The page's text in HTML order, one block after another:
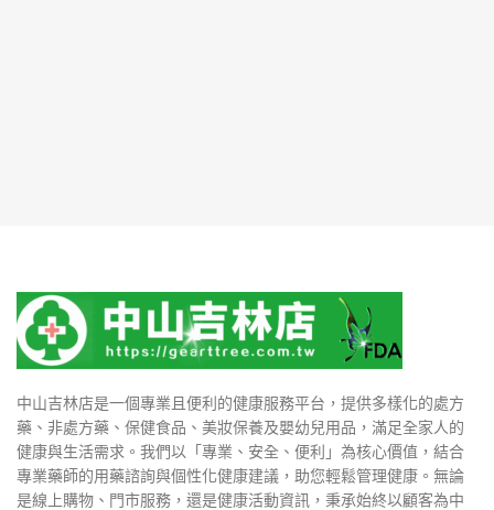
中山吉林店是一個專業且便利的健康服務平台，提供多樣化的處方
藥、非處方藥、保健食品、美妝保養及嬰幼兒用品，滿足全家人的
健康與生活需求。我們以「專業、安全、便利」為核心價值，結合
專業藥師的用藥諮詢與個性化健康建議，助您輕鬆管理健康。無論
是線上購物、門市服務，還是健康活動資訊，秉承始終以顧客為中